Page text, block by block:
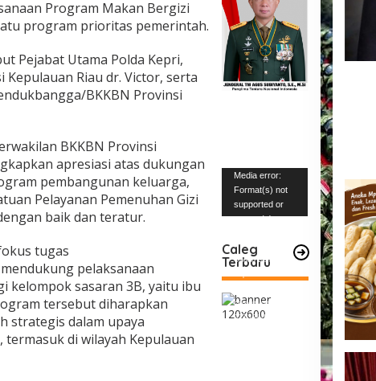
Program Makan Bergizi
program prioritas pemerintah.
Pejabat Utama Polda Kepri,
Kepulauan Riau dr. Victor, serta
BKKBN Provinsi
BKKBN Provinsi
apresiasi atas dukungan
pembangunan keluarga,
Pelayanan Pemenuhan Gizi
baik dan teratur.
tugas
pelaksanaan
kelompok sasaran 3B, yaitu ibu
tersebut diharapkan
strategis dalam upaya
di wilayah Kepulauan
Pemutar
Video
Media error:
Format(s) not
supported or
source(s) not
Unduh Berkas:
content/uploads/2
023/12/VID-
Caleg
Terbaru